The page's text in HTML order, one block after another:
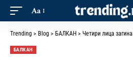
Aa
Trending > Blog > БАЛКАН > Четири лица загинаа, а 14
БАЛКАН